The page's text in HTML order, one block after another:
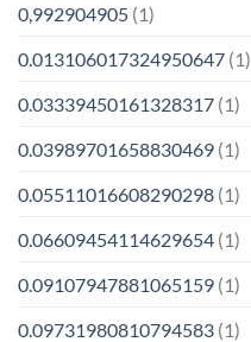
0,992904905 (1)
0.013106017324950647 (1)
0.03339450161328317 (1)
0.03989701658830469 (1)
0.05511016608290298 (1)
0.06609454114629654 (1)
0.09107947881065159 (1)
0.09731980810794583 (1)